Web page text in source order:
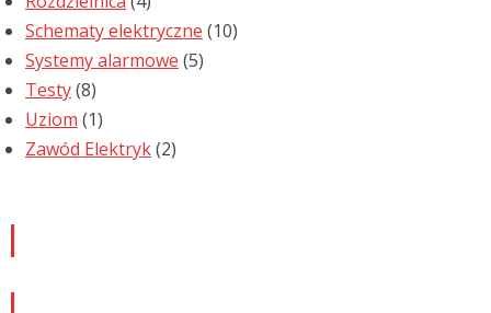
Schematy elektryczne (10)
Systemy alarmowe (5)
Testy(8)
Uziom (1)
Zawód Elektryk(2)